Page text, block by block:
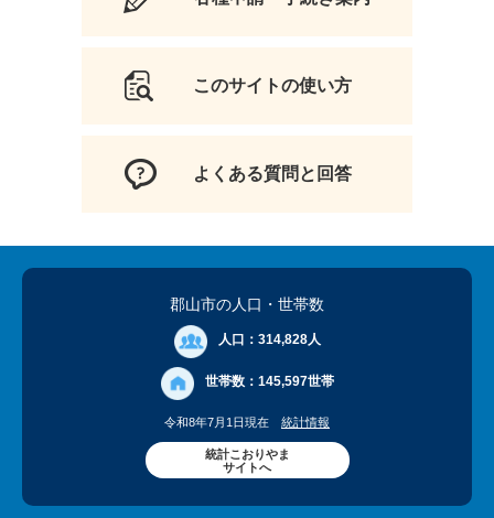
このサイトの使い方
よくある質問と回答
郡山市の人口 ・世帯数
人口： 314,828人
世帯数： 145,597世帯
令和8年7月1日現在 統計情報
統計こおりやま
サイトへ